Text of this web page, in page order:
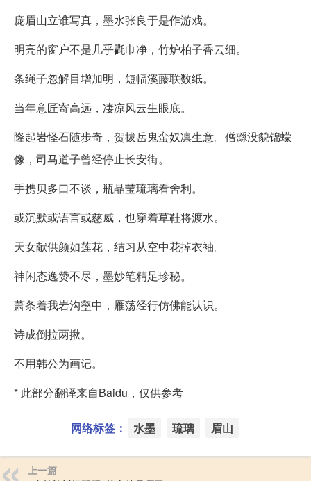
庞眉山立谁写真，墨水张良于是作游戏。
明亮的窗户不是几乎氍巾净，竹炉柏子香云细。
条绳子忽解目增加明，短幅溪藤联数纸。
当年意匠寄高远，凄凉风云生眼底。
隆起岩怪石随步奇，贺拔岳鬼蛮奴凛生意。僧繇没貌锦蠓
像，司马道子曾经停止长安街。
手携贝多口不谈，瓶晶莹琉璃看舍利。
或沉默或语言或慈威，也穿着草鞋将渡水。
天女献供颜如莲花，结习从空中花掉衣袖。
神闲态逸赞不尽，墨妙笔精足珍秘。
萧条着我岩沟壑中，雁荡经行仿佛能认识。
诗成倒拉两揪。
不用韩公为画记。
* 此部分翻译来自Baidu，仅供参考
网络标签： 水墨 琉璃 眉山
上一篇